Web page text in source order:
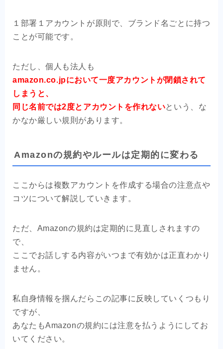
１部署１アカウントが原則で、ブランド名ごとに持つ
ことが可能です。
ただし、個人も法人も
amazon.co.jpにおいて一度アカウントが閉鎖されて
しまうと、
同じ名前では2度とアカウントを作れないという、な
かなか厳しい規則があります。
Amazonの規約やルールは定期的に変わる
ここからは複数アカウントを作成する場合の注意点や
コツについて解説していきます。
ただ、Amazonの規約は定期的に見直しされますの
で、
ここでお話しする内容がいつまで有効かは正直わかり
ません。
私自身情報を掴んだらこの記事に反映していくつもり
ですが、
あなたもAmazonの規約には注意を払うようにしてお
いてください。